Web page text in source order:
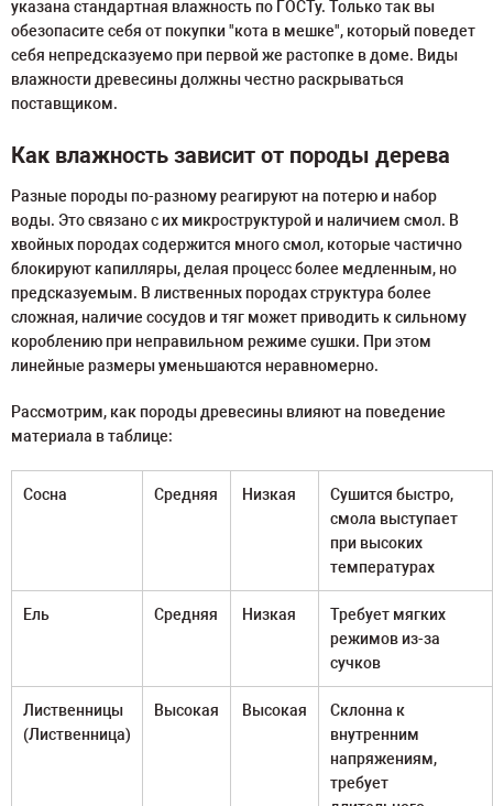
указана стандартная влажность по ГОСТу. Только так вы
обезопасите себя от покупки "кота в мешке", который поведет
себя непредсказуемо при первой же растопке в доме. Виды
влажности древесины должны честно раскрываться
поставщиком.
Как влажность зависит от породы дерева
Разные породы по-разному реагируют на потерю и набор
воды. Это связано с их микроструктурой и наличием смол. В
хвойных породах содержится много смол, которые частично
блокируют капилляры, делая процесс более медленным, но
предсказуемым. В лиственных породах структура более
сложная, наличие сосудов и тяг может приводить к сильному
короблению при неправильном режиме сушки. При этом
линейные размеры уменьшаются неравномерно.
Рассмотрим, как породы древесины влияют на поведение
материала в таблице:
Сосна Средняя Низкая
Сушится быстро,
смола выступает
при высоких
температурах
Ель Средняя Низкая
Требует мягких
режимов из-за
сучков
Лиственницы
(Лиственница)
Высокая Высокая
Склонна к
внутренним
напряжениям,
требует